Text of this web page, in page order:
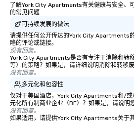
了解York City Apartments有关健康与安全、
的常见问题
可持续发展的做法
请提供任何公开传达的York City Apartments
略的评论或链接。
没有回复。
York City Apartments是否有专注于消除和转
等）的策略？如果是，请详细说明消除和转移废
没有回复。
多元化和包容性
仅对于美国酒店，York City Apartments和/或
元化所有制商业企业（BE）？如果是，请说明
没有回复。
如果适用，请提供York City Apartments关于